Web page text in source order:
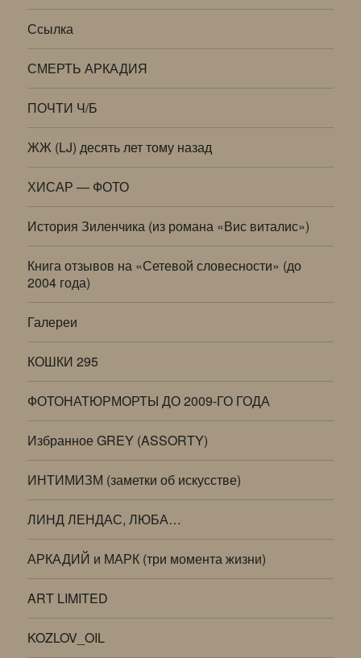
Ссылка
СМЕРТЬ АРКАДИЯ
ПОЧТИ Ч/Б
ЖЖ (LJ) десять лет тому назад
ХИСАР — ФОТО
История Зиленчика (из романа «Вис виталис»)
Книга отзывов на «Сетевой словесности» (до
2004 года)
Галереи
КОШКИ 295
ФОТОНАТЮРМОРТЫ ДО 2009-ГО ГОДА
Избранное GREY (ASSORTY)
ИНТИМИЗМ (заметки об искусстве)
ЛИНД ЛЕНДАС, ЛЮБА…
АРКАДИЙ и МАРК (три момента жизни)
ART LIMITED
KOZLOV_OIL